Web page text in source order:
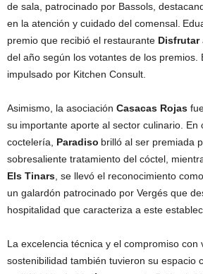
de sala, patrocinado por Bassols,
en la atención y cuidado del comensal.
premio que recibió el restaurante Disfrutar
del año según los votantes de los premios.
impulsado por Kitchen Consult.
Asimismo, la asociación Casacas Rojas
su importante aporte al sector culinario. En
coctelería, Paradiso brilló al ser premiada
sobresaliente tratamiento del cóctel,
Els Tinars , se llevó el reconocimiento
un galardón patrocinado por Vergés que
hospitalidad que caracteriza a este
La excelencia técnica y el compromiso con
sostenibilidad también tuvieron su espacio